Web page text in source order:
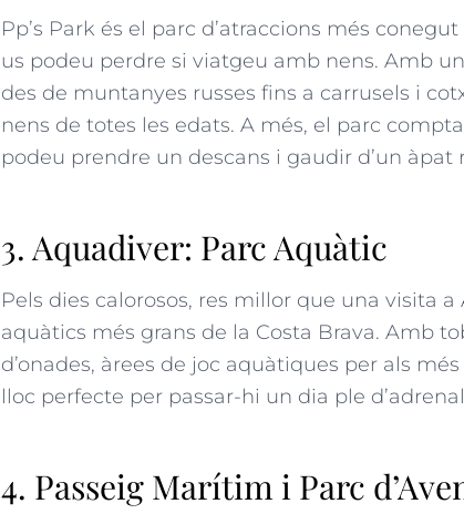
Pp’s Park és el parc d’atraccions més
us podeu perdre si viatgeu amb nens. Amb
des de muntanyes russes fins a carrusels i
nens de totes les edats. A més, el parc
podeu prendre un descans i gaudir d’un àpat
3. Aquadiver: Parc Aquàtic
Pels dies calorosos, res millor que una visita
aquàtics més grans de la Costa Brava. Amb
d’onades, àrees de joc aquàtiques per als
lloc perfecte per passar-hi un dia ple
4. Passeig Marítim i Parc